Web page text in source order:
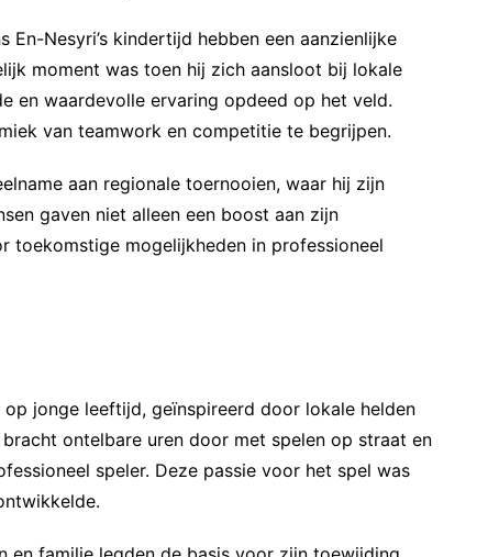
Nesyri’s kindertijd hebben een aanzienlijke
moment was toen hij zich aansloot bij lokale
en waardevolle ervaring opdeed op het veld.
van teamwork en competitie te begrijpen.
aan regionale toernooien, waar hij zijn
gaven niet alleen een boost aan zijn
toekomstige mogelijkheden in professioneel
jonge leeftijd, geïnspireerd door lokale helden
ontelbare uren door met spelen op straat en
speler. Deze passie voor het spel was